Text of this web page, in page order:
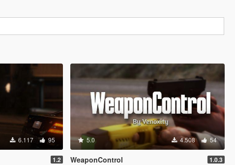
6.117 95
1.2
5.0 4.508 54
WeaponControl 1.0.3